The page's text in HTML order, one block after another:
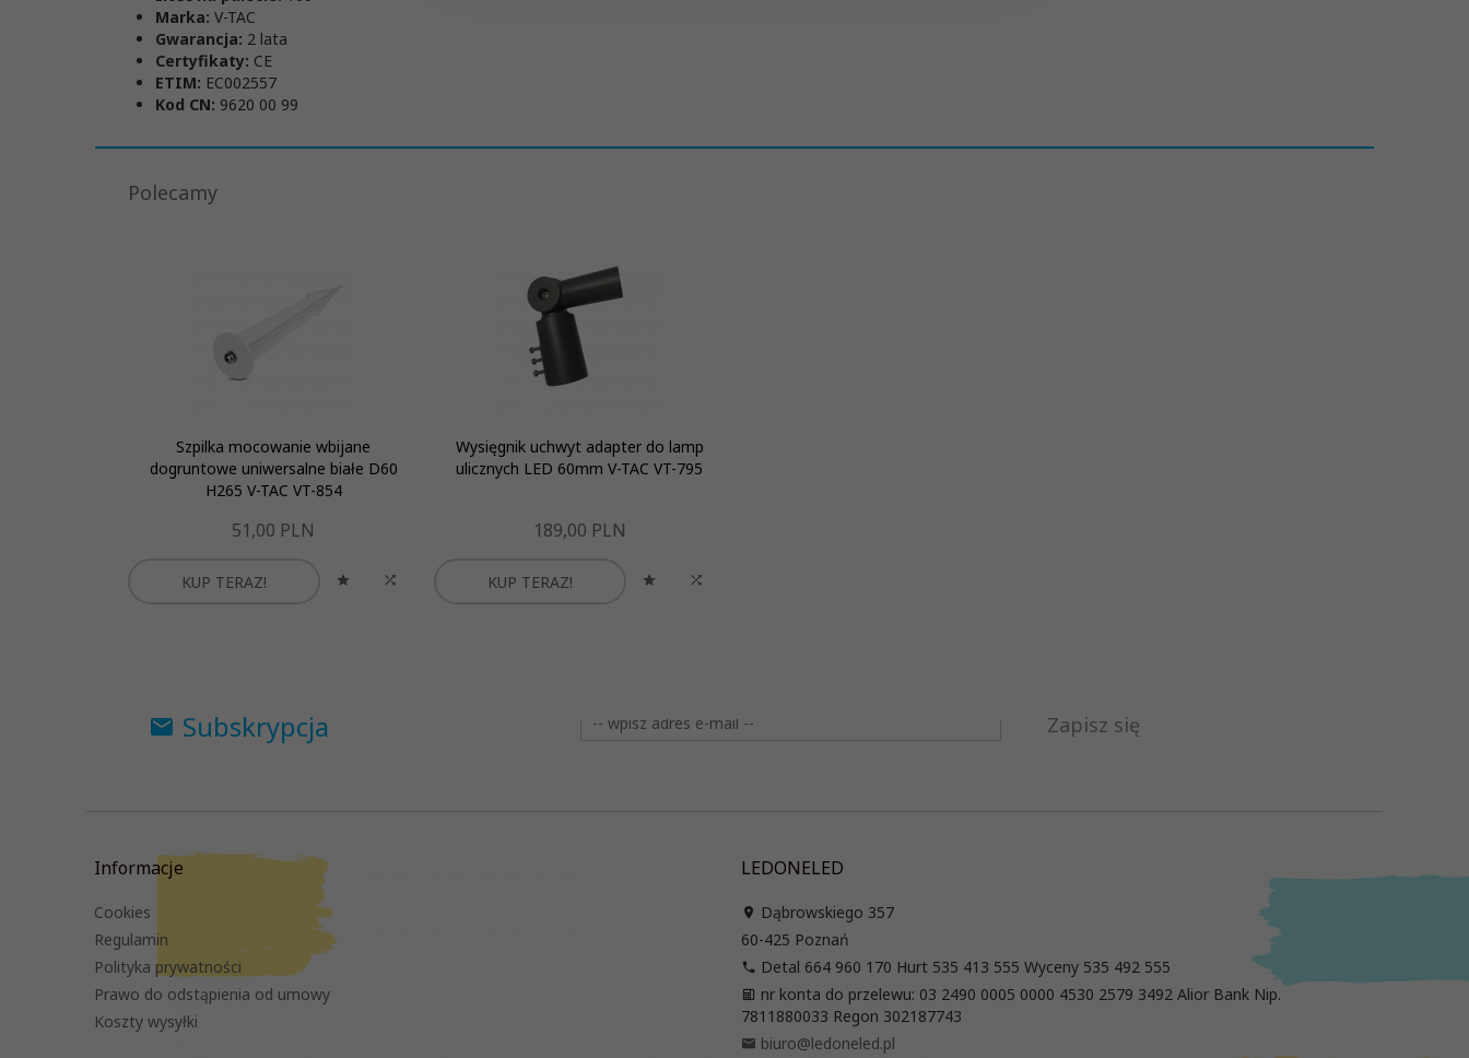
Marka: V-TAC
Gwarancja: 2 lata
Certyfikaty: CE
ETIM: EC002557
Kod CN: 9620 00 99
Polecamy
Szpilka mocowanie wbijane
dogruntowe uniwersalne białe D60
H265 V-TAC VT-854
51,00 PLN
KUP TERAZ!
Wysięgnik uchwyt adapter do lamp
ulicznych LED 60mm V-TAC VT-795
189,00 PLN
KUP TERAZ!
Subskrypcja Zapisz się
Informacje
Cookies
Regulamin
Polityka prywatności
Prawo do odstąpienia od umowy
Koszty wysyłki
LEDONELED
Dąbrowskiego 357
60-425 Poznań
Detal 664 960 170 Hurt 535 413 555 Wyceny 535 492 555
nr konta do przelewu: 03 2490 0005 0000 4530 2579 3492 Alior Bank Nip.
7811880033 Regon 302187743
biuro@ledoneled.pl